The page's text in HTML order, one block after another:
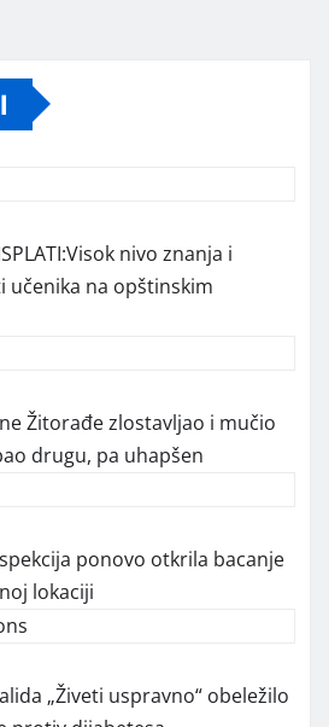
nivo znanja i
učenika na opštinskim
Žitorađe zlostavljao i mučio
drugu, pa uhapšen
ponovo otkrila bacanje
lokaciji
„Živeti uspravno“ obeležilo